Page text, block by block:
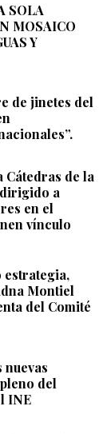
SOLA
MOSAICO
Y
de jinetes del
Cátedras de la
a
en el
vínculo
estrategia,
Montiel
del Comité
nuevas
del
INE